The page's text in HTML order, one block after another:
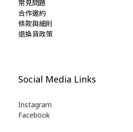
常見問題
合作邀約
條款與細則
退換貨政策
Social Media Links
Instagram
Facebook